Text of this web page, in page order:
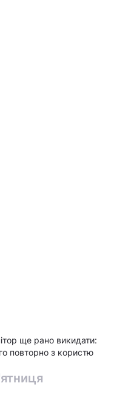
ще рано викидати:
повторно з користю